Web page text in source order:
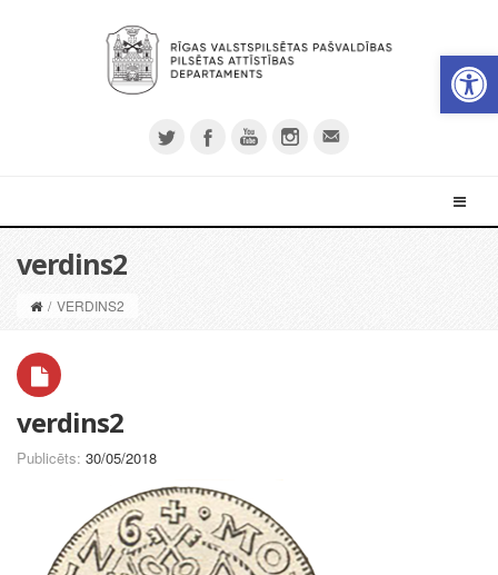
verdins2
/ VERDINS2
verdins2
Publicēts: 30/05/2018